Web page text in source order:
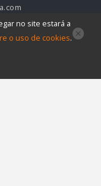
no site estará a
o uso de cookies.